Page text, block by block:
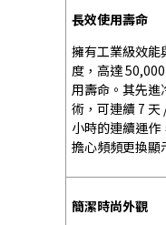
長效使用壽命
擁有工業級效能
度，高達
用壽命。其先進
術，可連續 7 天
小時的連續運作
擔心頻頻更換顯
簡潔時尚外觀